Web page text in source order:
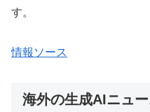
す。
情報ソース
海外の生成AIニュー